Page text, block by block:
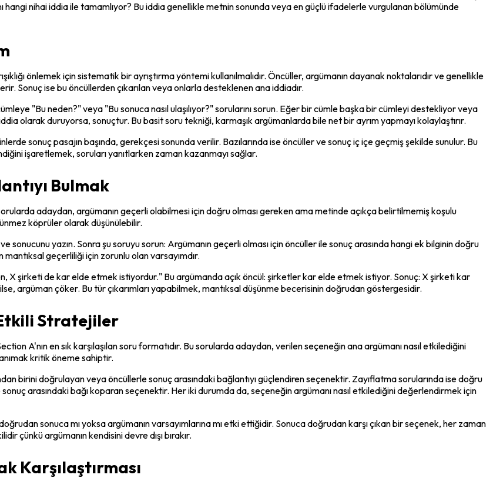
nihai iddia ile tamamlıyor? Bu iddia genellikle metnin sonunda veya en güçlü ifadelerle vurgulanan bölümünde
önlemek için sistematik bir ayrıştırma yöntemi kullanılmalıdır. Öncüller, argümanın dayanak noktalarıdır ve genellikle
Sonuç ise bu öncüllerden çıkarılan veya onlarla desteklenen ana iddiadır.
"Bu neden?" veya "Bu sonuca nasıl ulaşılıyor?" sorularını sorun. Eğer bir cümle başka bir cümleyi destekliyor veya
olarak duruyorsa, sonuçtur. Bu basit soru tekniği, karmaşık argümanlarda bile net bir ayrım yapmayı kolaylaştırır.
sonuç pasajın başında, gerekçesi sonunda verilir. Bazılarında ise öncüller ve sonuç iç içe geçmiş şekilde sunulur. Bu
işaretlemek, soruları yanıtlarken zaman kazanmayı sağlar.
Bulmak
adaydan, argümanın geçerli olabilmesi için doğru olması gereken ama metinde açıkça belirtilmemiş koşulu
köprüler olarak düşünülebilir.
sonucunu yazın. Sonra şu soruyu sorun: Argümanın geçerli olması için öncüller ile sonuç arasında hangi ek bilginin doğru
geçerliliği için zorunlu olan varsayımdır.
X şirketi de kar elde etmek istiyordur." Bu argümanda açık öncül: şirketler kar elde etmek istiyor. Sonuç: X şirketi kar
argüman çöker. Bu tür çıkarımları yapabilmek, mantıksal düşünme becerisinin doğrudan göstergesidir.
Stratejiler
A'nın en sık karşılaşılan soru formatıdır. Bu sorularda adaydan, verilen seçeneğin ana argümanı nasıl etkilediğini
kritik öneme sahiptir.
birini doğrulayan veya öncüllerle sonuç arasındaki bağlantıyı güçlendiren seçenektir. Zayıflatma sorularında ise doğru
arasındaki bağı koparan seçenektir. Her iki durumda da, seçeneğin argümanı nasıl etkilediğini değerlendirmek için
sonuca mı yoksa argümanın varsayımlarına mı etki ettiğidir. Sonuca doğrudan karşı çıkan bir seçenek, her zaman
çünkü argümanın kendisini devre dışı bırakır.
Karşılaştırması